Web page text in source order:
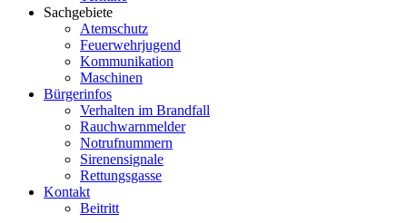
Sachgebiete
Atemschutz
Feuerwehrjugend
Kommunikation
Maschinen
Bürgerinfos
Verhalten im Brandfall
Rauchwarnmelder
Notrufnummern
Sirenensignale
Rettungsgasse
Kontakt
Beitritt